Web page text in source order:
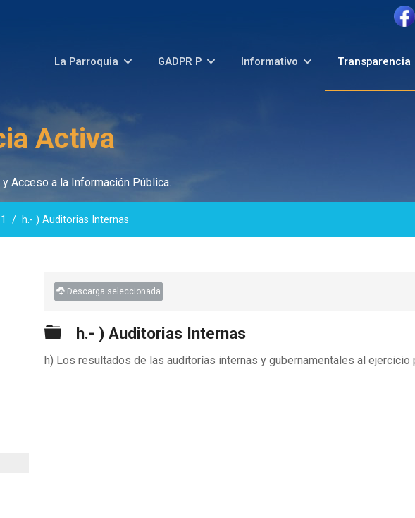
La Parroquia GADPR P Informativo Transparencia
Activa
Acceso a la Información Pública.
h.- ) Auditorias Internas
Descarga seleccionada
Carpeta
h.- ) Auditorias Internas
h) Los resultados de las auditorías internas y gubernamentales al ejercicio